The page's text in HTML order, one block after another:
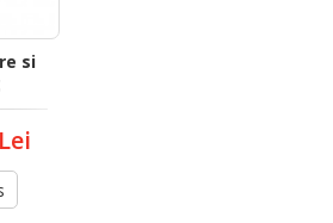
si